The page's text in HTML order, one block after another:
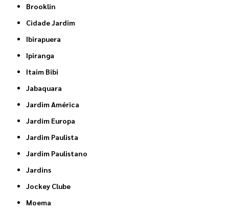
Brooklin
Cidade Jardim
Ibirapuera
Ipiranga
Itaim Bibi
Jabaquara
Jardim América
Jardim Europa
Jardim Paulista
Jardim Paulistano
Jardins
Jockey Clube
Moema